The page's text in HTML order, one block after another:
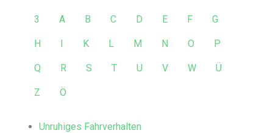
3 A B C D E F G
H I K L M N O P
Q R S T U V W Ü
Z Ö
Unruhiges Fahrverhalten